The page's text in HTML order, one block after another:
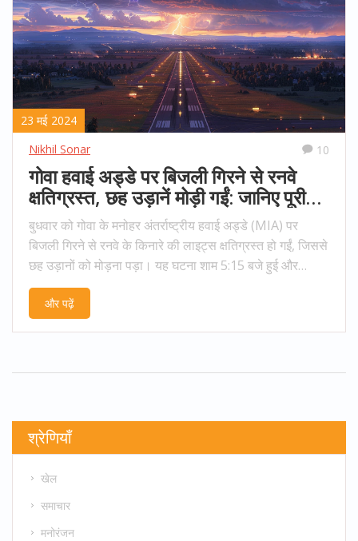
23 मई 2024
Nikhil Sonar
10
गोवा हवाई अड्डे पर बिजली गिरने से रनवे
क्षतिग्रस्त, छह उड़ानें मोड़ी गईं: जानिए पूरी
कहानी
बुधवार को गोवा के मनोहर अंतर्राष्ट्रीय हवाई अड्डे (MIA) पर
बिजली गिरने से रनवे के किनारे की लाइट्स क्षतिग्रस्त हो गईं, जिससे
छह उड़ानों को मोड़ना पड़ा। यह घटना शाम 5:15 बजे हुई और
NOTAM जारी किया गया, जिसके बाद 8 बजे तक लाइट्स की
मरम्मत की गई। इसके बाद हवाई अड्डे पर पुनः संचालन सामान्य हो
और पढ़ें
श्रेणियाँ
खेल
समाचार
मनोरंजन